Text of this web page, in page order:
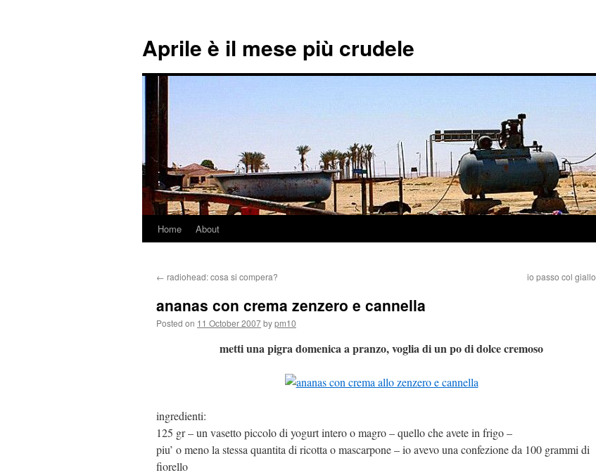
Aprile è il mese più crudele
Skip
content
Home About
← radiohead: cosa si compera? io passo col giallo
ananas con crema zenzero e cannella
Posted on 11 October 2007bypm10
metti una pigra domenica a pranzo, voglia di un po di dolce cremoso
ingredienti:
125 gr – un vasetto piccolo di yogurt intero o magro – quello che avete in frigo –
piu’ o meno la stessa quantita di ricotta o mascarpone – io avevo una confezione da 100 grammi di
fiorello